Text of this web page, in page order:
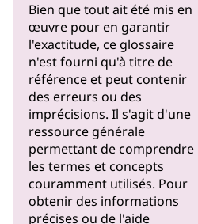
Bien que tout ait été mis en
œuvre pour en garantir
l'exactitude, ce glossaire
n'est fourni qu'à titre de
référence et peut contenir
des erreurs ou des
imprécisions. Il s'agit d'une
ressource générale
permettant de comprendre
les termes et concepts
couramment utilisés. Pour
obtenir des informations
précises ou de l'aide